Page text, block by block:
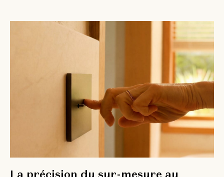
La précision du sur-mesure au